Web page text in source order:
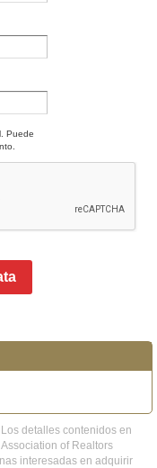
Puede
detalles contenidos en
of Realtors
interesadas en adquirir